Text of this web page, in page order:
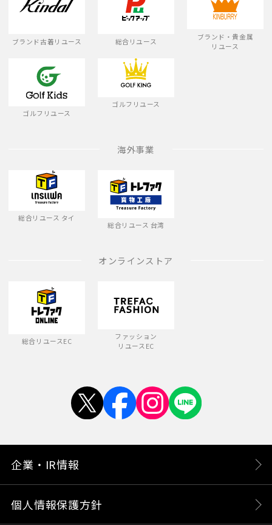
ブランド古着リユース 総合リユース
ブランド・貴金属
リユース
ゴルフリユース
ゴルフリユース
海外事業
総合リユース タイ
総合リユース 台湾
オンラインストア
総合リユースEC
ファッション
リユースEC
企業・IR情報
個人情報保護方針